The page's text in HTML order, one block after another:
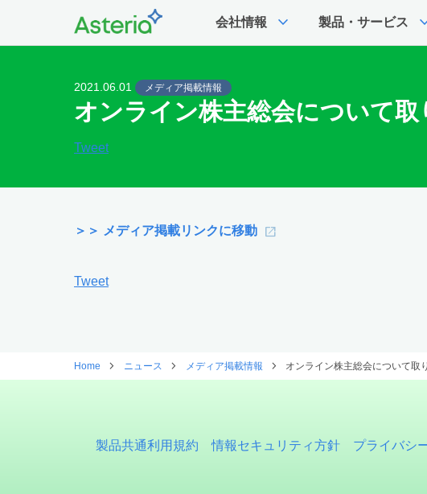
会社情報 expand_more 製品・サービス
2021.06.01 メディア掲載情報
オンライン株主総会について
Tweet
＞＞ メディア掲載リンクに移動
Tweet
Home ニュース メディア掲載情報 オンライン株主総会について取
製品共通利用規約 情報セキュリティ方針 プライバシ